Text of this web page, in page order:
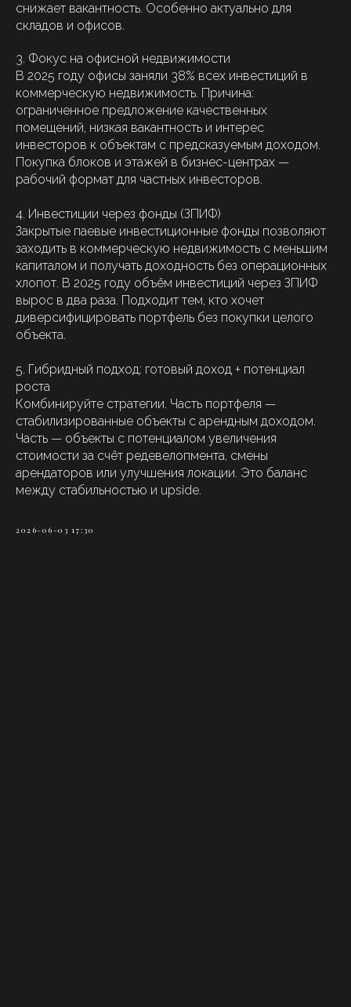
снижает вакантность. Особенно актуально для
складов и офисов.
3. Фокус на офисной недвижимости
В 2025 году офисы заняли 38% всех инвестиций в
коммерческую недвижимость. Причина:
ограниченное предложение качественных
помещений, низкая вакантность и интерес
инвесторов к объектам с предсказуемым доходом.
Покупка блоков и этажей в бизнес-центрах —
рабочий формат для частных инвесторов.
4. Инвестиции через фонды (ЗПИФ)
Закрытые паевые инвестиционные фонды позволяют
заходить в коммерческую недвижимость с меньшим
капиталом и получать доходность без операционных
хлопот. В 2025 году объём инвестиций через ЗПИФ
вырос в два раза. Подходит тем, кто хочет
диверсифицировать портфель без покупки целого
объекта.
5. Гибридный подход: готовый доход + потенциал
роста
Комбинируйте стратегии. Часть портфеля —
стабилизированные объекты с арендным доходом.
Часть — объекты с потенциалом увеличения
стоимости за счёт редевелопмента, смены
арендаторов или улучшения локации. Это баланс
между стабильностью и upside.
2026-06-03 17:30